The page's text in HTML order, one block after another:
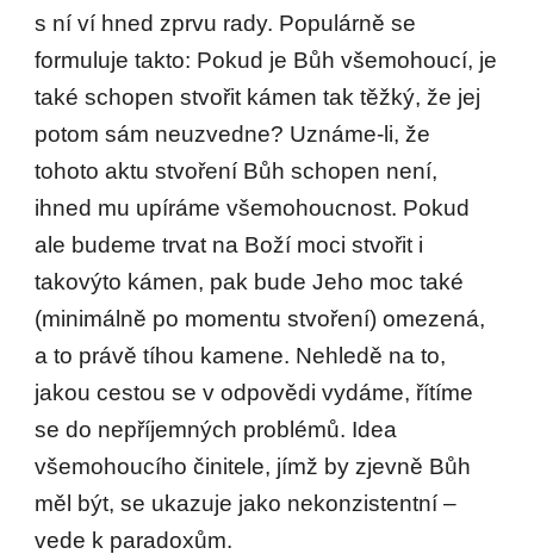
s ní ví hned zprvu rady. Populárně se
formuluje takto: Pokud je Bůh všemohoucí, je
také schopen stvořit kámen tak těžký, že jej
potom sám neuzvedne? Uznáme-li, že
tohoto aktu stvoření Bůh schopen není,
ihned mu upíráme všemohoucnost. Pokud
ale budeme trvat na Boží moci stvořit i
takovýto kámen, pak bude Jeho moc také
(minimálně po momentu stvoření) omezená,
a to právě tíhou kamene. Nehledě na to,
jakou cestou se v odpovědi vydáme, řítíme
se do nepříjemných problémů. Idea
všemohoucího činitele, jímž by zjevně Bůh
měl být, se ukazuje jako nekonzistentní –
vede k paradoxům.